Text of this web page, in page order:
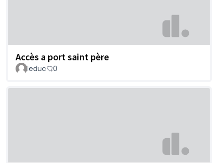
Accès a port saint père
leduc 0